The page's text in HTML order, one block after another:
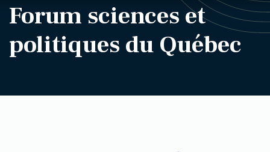
Forum sciences et
politiques du Québec